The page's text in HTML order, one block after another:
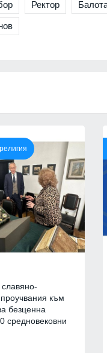
Ректор
проучвания към
безценна
средновековни
Балчик
за
06.08.2026г.
е –
към
06.08.2026г.